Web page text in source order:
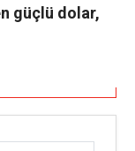
güçlü dolar,